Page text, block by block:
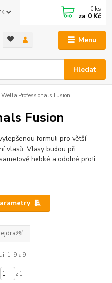
Menu
Hledat
0 ks
za 0 Kč
Wella Professionals Fusion
Fusion
formuli pro větší
vlasů. Vlasy budou při
hebké a odolné proti
1-9 z 9
z 1